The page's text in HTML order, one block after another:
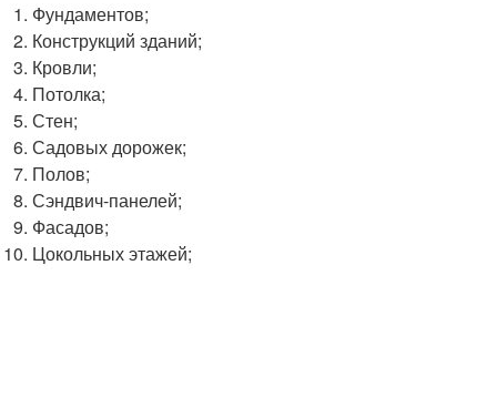
Фундаментов;
Конструкций зданий;
Кровли;
Потолка;
Стен;
Садовых дорожек;
Полов;
Сэндвич-панелей;
Фасадов;
Цокольных этажей;